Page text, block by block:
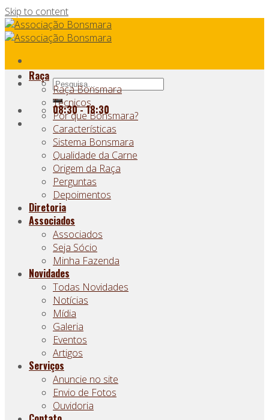
Skip to content
08:30 - 18:30
Raça
Raça Bonsmara
Técnicos
Por que Bonsmara?
Características
Sistema Bonsmara
Qualidade da Carne
Origem da Raça
Perguntas
Depoimentos
Diretoria
Associados
Associados
Seja Sócio
Minha Fazenda
Novidades
Todas Novidades
Notícias
Mídia
Galeria
Eventos
Artigos
Serviços
Anuncie no site
Envio de Fotos
Ouvidoria